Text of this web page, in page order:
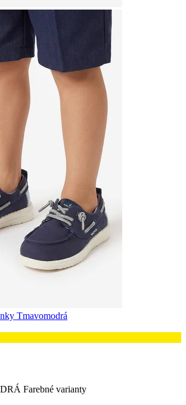
Tmavomodrá
Farebné varianty